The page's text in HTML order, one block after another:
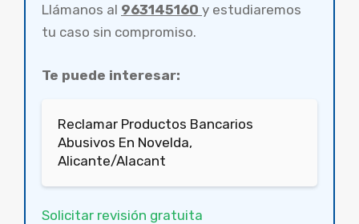
Llámanos al 963145160 y estudiaremos
tu caso sin compromiso.
Te puede interesar:
Reclamar Productos Bancarios
Abusivos En Novelda,
Alicante/Alacant
Solicitar revisión gratuita